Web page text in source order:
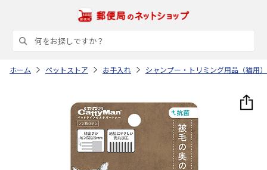
ホーム ペットストア お手入れ シャンプー・トリミング用品（猫用）